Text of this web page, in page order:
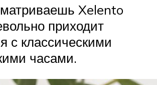
Xelento
приходит
с классическими
часами.